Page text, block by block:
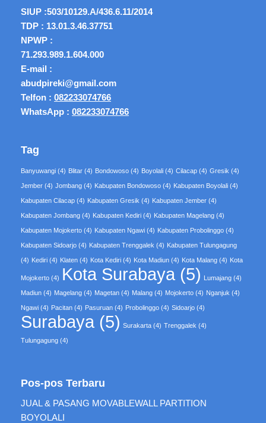
SIUP :503/10129.A/436.6.11/2014
TDP : 13.01.3.46.37751
NPWP :
71.293.989.1.604.000
E-mail :
abudpireki@gmail.com
Telfon : 082233074766
WhatsApp : 082233074766
Tag
Banyuwangi (4) Blitar (4) Bondowoso (4) Boyolali (4) Cilacap (4) Gresik (4)
Jember (4) Jombang (4) Kabupaten Bondowoso (4) Kabupaten Boyolali (4)
Kabupaten Cilacap (4) Kabupaten Gresik (4) Kabupaten Jember (4)
Kabupaten Jombang (4) Kabupaten Kediri (4) Kabupaten Magelang (4)
Kabupaten Mojokerto (4) Kabupaten Ngawi (4) Kabupaten Probolinggo (4)
Kabupaten Sidoarjo (4) Kabupaten Trenggalek (4) Kabupaten Tulungagung
(4) Kediri (4) Klaten (4) Kota Kediri (4) Kota Madiun (4) Kota Malang (4) Kota
Mojokerto (4) Kota Surabaya (5) Lumajang (4)
Madiun (4) Magelang (4) Magetan (4) Malang (4) Mojokerto (4) Nganjuk (4)
Ngawi (4) Pacitan (4) Pasuruan (4) Probolinggo (4) Sidoarjo (4)
Surabaya (5) Surakarta (4) Trenggalek (4)
Tulungagung (4)
Pos-pos Terbaru
JUAL & PASANG MOVABLEWALL PARTITION
BOYOLALI